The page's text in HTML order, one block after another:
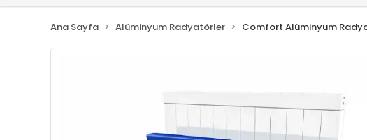
Ana Sayfa Alüminyum Radyatörler Comfort Alüminyum